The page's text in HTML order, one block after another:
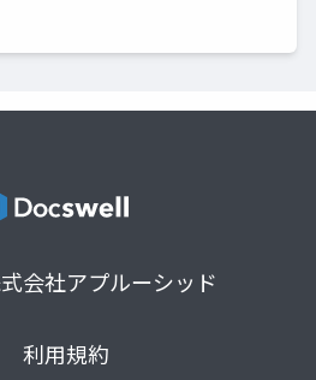
会社アプルーシッド
利用規約